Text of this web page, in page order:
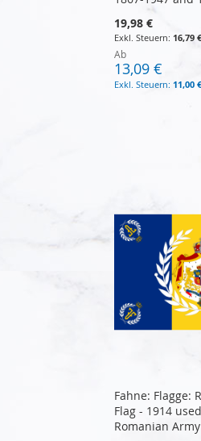
19,98 €
16,79 €
Ab
13,09 €
11,00 €
Fahne: Flagge:
Flag - 1914
Romanian Army